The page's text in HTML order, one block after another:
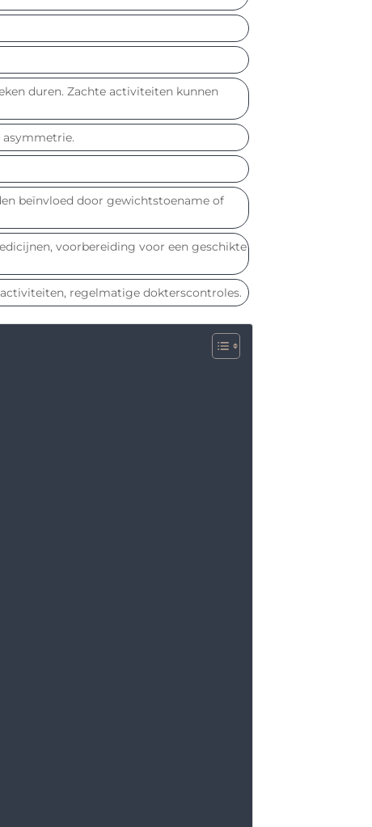
duren. Zachte activiteiten kunnen
beïnvloed door gewichtstoename of
voorbereiding voor een geschikte
regelmatige dokterscontroles.